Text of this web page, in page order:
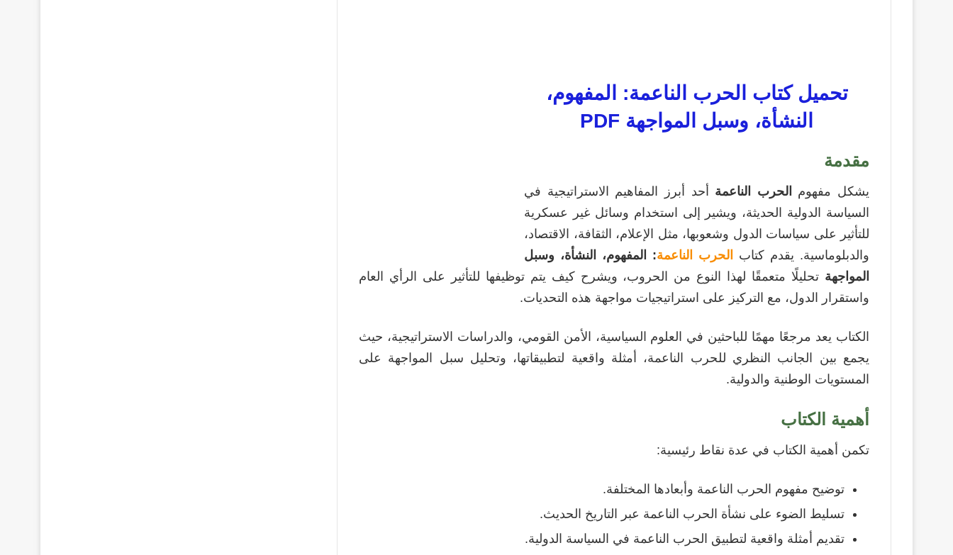
تحميل كتاب الحرب الناعمة: المفهوم،
النشأة، وسبل المواجهة PDF
مقدمة
يشكل مفهوم الحرب الناعمة أحد أبرز المفاهيم الاستراتيجية في
السياسة الدولية الحديثة، ويشير إلى استخدام وسائل غير عسكرية
للتأثير على سياسات الدول وشعوبها، مثل الإعلام، الثقافة، الاقتصاد،
والدبلوماسية. يقدم كتاب
الحرب الناعمة: المفهوم، النشأة، وسبل
المواجهة تحليلًا متعمقًا لهذا النوع من الحروب، ويشرح كيف يتم توظيفها للتأثير على الرأي العام
واستقرار الدول، مع التركيز على استراتيجيات مواجهة هذه التحديات.
الكتاب يعد مرجعًا مهمًا للباحثين في العلوم السياسية، الأمن القومي، والدراسات الاستراتيجية، حيث
يجمع بين الجانب النظري للحرب الناعمة، أمثلة واقعية لتطبيقاتها، وتحليل سبل المواجهة على
المستويات الوطنية والدولية.
أهمية الكتاب
تكمن أهمية الكتاب في عدة نقاط رئيسية:
توضيح مفهوم الحرب الناعمة وأبعادها المختلفة.
تسليط الضوء على نشأة الحرب الناعمة عبر التاريخ الحديث.
تقديم أمثلة واقعية لتطبيق الحرب الناعمة في السياسة الدولية.